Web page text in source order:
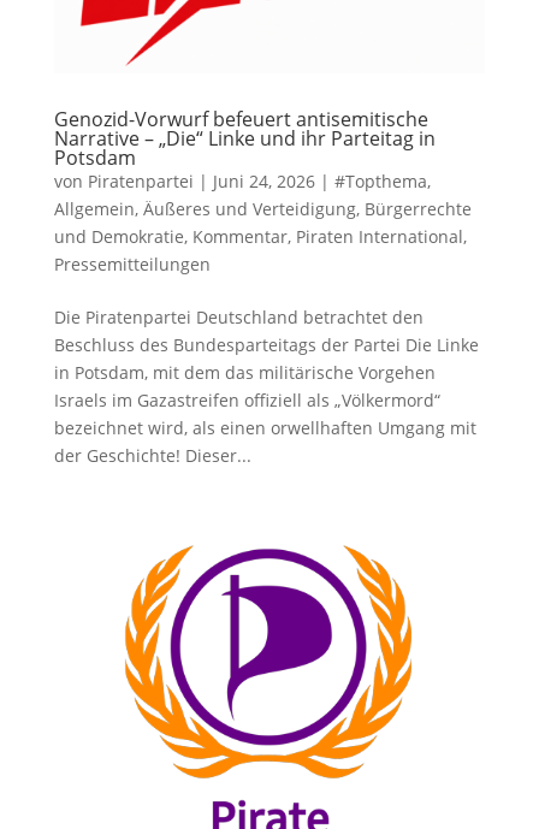
Genozid-Vorwurf befeuert antisemitische
Narrative – „Die“ Linke und ihr Parteitag in
Potsdam
von Piratenpartei | Juni 24, 2026| #Topthema,
Allgemein, Äußeres und Verteidigung, Bürgerrechte
und Demokratie, Kommentar, Piraten International,
Pressemitteilungen
Die Piratenpartei Deutschland betrachtet den
Beschluss des Bundesparteitags der Partei Die Linke
in Potsdam, mit dem das militärische Vorgehen
Israels im Gazastreifen offiziell als „Völkermord“
bezeichnet wird, als einen orwellhaften Umgang mit
der Geschichte! Dieser...